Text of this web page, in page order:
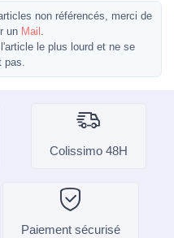
non référencés, merci de
un Mail .
le plus lourd et ne se
pas.
Colissimo 48H
Paiement sécurisé